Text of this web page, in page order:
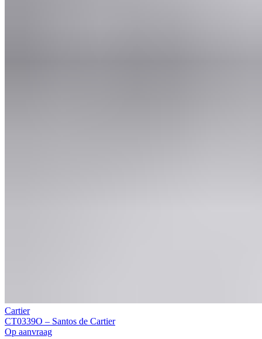
Cartier
CT0339O – Santos de Cartier
Op aanvraag